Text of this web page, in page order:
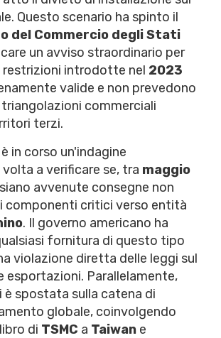
Questo scenario ha spinto il
del Commercio degli Stati
un avviso straordinario per
restrizioni introdotte nel 2023
valide e non prevedono
commerciali
terzi.
in corso un'indagine
a verificare se, tra maggio
avvenute consegne non
componenti critici verso entità
. Il governo americano ha
fornitura di questo tipo
violazione diretta delle leggi sul
esportazioni. Parallelamente,
è spostata sulla catena di
globale, coinvolgendo
di TSMC a Taiwan e